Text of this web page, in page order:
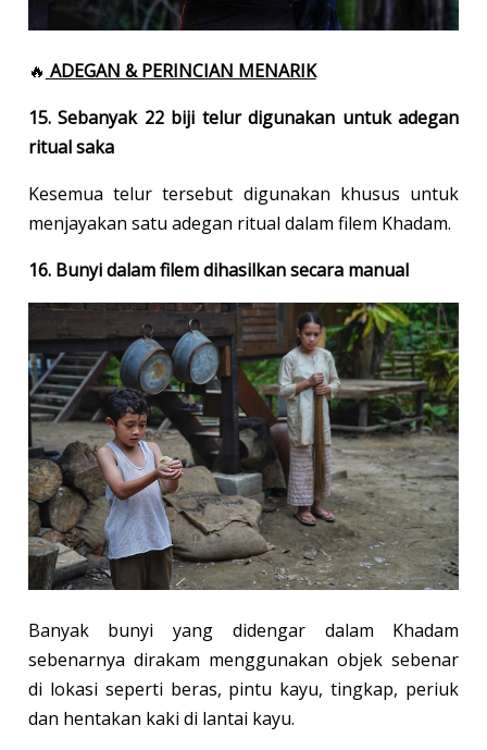
🔥 ADEGAN & PERINCIAN MENARIK
15. Sebanyak 22 biji telur digunakan untuk adegan
ritual saka
Kesemua telur tersebut digunakan khusus untuk
menjayakan satu adegan ritual dalam filem Khadam.
16. Bunyi dalam filem dihasilkan secara manual
Banyak bunyi yang didengar dalam Khadam
sebenarnya dirakam menggunakan objek sebenar
di lokasi seperti beras, pintu kayu, tingkap, periuk
dan hentakan kaki di lantai kayu.